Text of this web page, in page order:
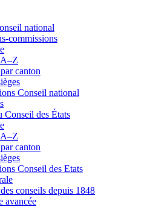
national
commissions
canton
Conseil national
Conseil des États
canton
Conseil des Etats
conseils depuis 1848
avancée